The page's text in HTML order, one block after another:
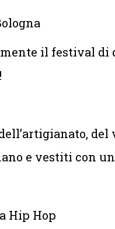
il festival di
e vestiti con
Hip Hop